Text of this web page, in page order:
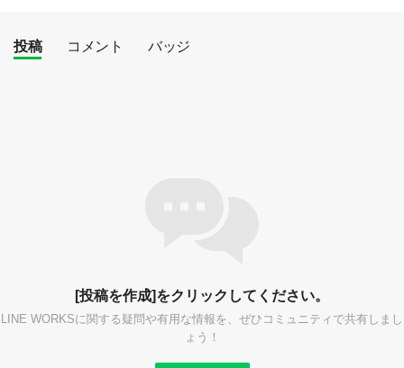
投稿 コメント バッジ
[投稿を作成]をクリックしてください。
LINE WORKSに関する疑問や有用な情報を、ぜひコミュニティで共有しまし
ょう！